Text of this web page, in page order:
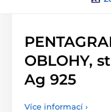
OBLOHY,
Ag 925
Více informací ›